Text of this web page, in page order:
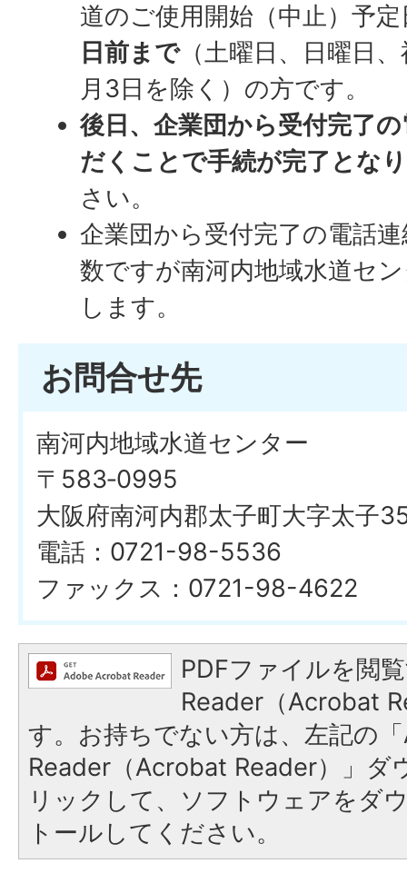
道のご使用開始（中止）予
日前まで（土曜日、日曜日
月3日を除く）の方です。
後日、企業団から受付完了
だくことで手続が完了とな
さい。
企業団から受付完了の電話
数ですが南河内地域水道セ
します。
お問合せ先
南河内地域水道センター
〒583‐0995
大阪府南河内郡太子町大字太子
電話：0721-98-5536
ファックス：0721-98-4622
PDFファイルを閲
Reader（Acrobat
す。お持ちでない方は、左記の
Reader（Acrobat Reader）」ダ
リックして、ソフトウェアをダ
トールしてください。